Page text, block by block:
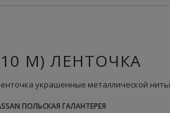
M) ЛЕНТОЧКА
украшенные металлической
ПОЛЬСКАЯ ГАЛАНТЕРЕЯ